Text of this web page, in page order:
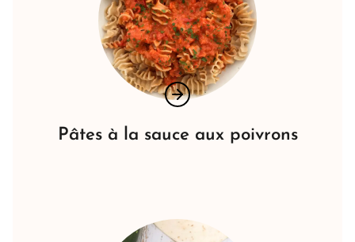
Pâtes à la sauce aux poivrons